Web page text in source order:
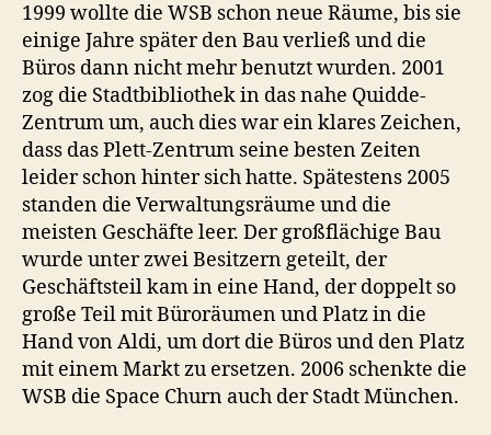
1999 wollte die WSB schon neue Räume, bis sie
einige Jahre später den Bau verließ und die
Büros dann nicht mehr benutzt wurden. 2001
zog die Stadtbibliothek in das nahe Quidde-
Zentrum um, auch dies war ein klares Zeichen,
dass das Plett-Zentrum seine besten Zeiten
leider schon hinter sich hatte. Spätestens 2005
standen die Verwaltungsräume und die
meisten Geschäfte leer. Der großflächige Bau
wurde unter zwei Besitzern geteilt, der
Geschäftsteil kam in eine Hand, der doppelt so
große Teil mit Büroräumen und Platz in die
Hand von Aldi, um dort die Büros und den Platz
mit einem Markt zu ersetzen. 2006 schenkte die
WSB die Space Churn auch der Stadt München.